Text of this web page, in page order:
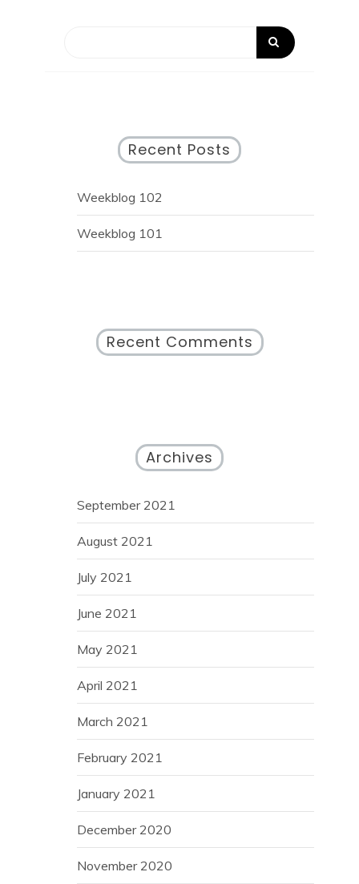
Recent Posts
Weekblog 102
Weekblog 101
Recent Comments
Archives
September 2021
August 2021
July 2021
June 2021
May 2021
April 2021
March 2021
February 2021
January 2021
December 2020
November 2020